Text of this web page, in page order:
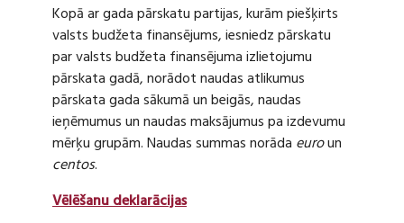
Kopā ar gada pārskatu partijas, kurām piešķirts
valsts budžeta finansējums, iesniedz pārskatu
par valsts budžeta finansējuma izlietojumu
pārskata gadā, norādot naudas atlikumus
pārskata gada sākumā un beigās, naudas
ieņēmumus un naudas maksājumus pa izdevumu
mērķu grupām. Naudas summas norāda euroun
centos.
Vēlēšanu deklarācijas